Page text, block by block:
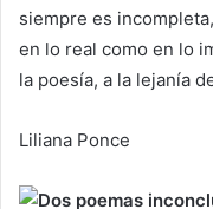
siempre es incompleta,
en lo real como en lo
la poesía, a la lejanía
Liliana Ponce